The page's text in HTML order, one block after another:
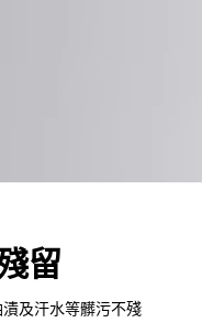
留
及汗水等髒污不殘